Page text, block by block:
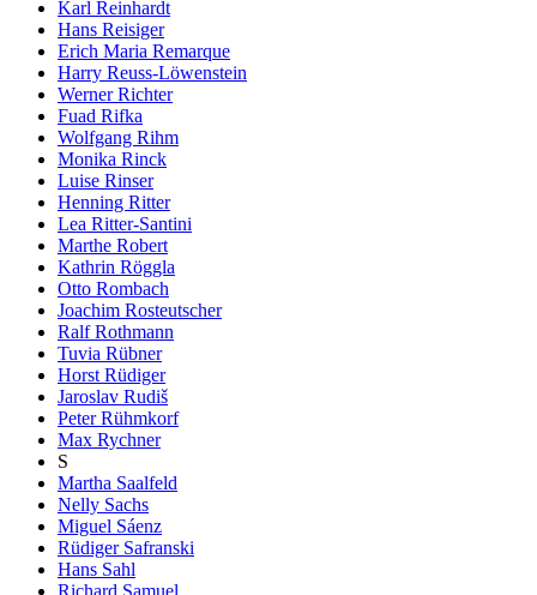
Karl Reinhardt
Hans Reisiger
Erich Maria Remarque
Harry Reuss-Löwenstein
Werner Richter
Fuad Rifka
Wolfgang Rihm
Monika Rinck
Luise Rinser
Henning Ritter
Lea Ritter-Santini
Marthe Robert
Kathrin Röggla
Otto Rombach
Joachim Rosteutscher
Ralf Rothmann
Tuvia Rübner
Horst Rüdiger
Jaroslav Rudiš
Peter Rühmkorf
Max Rychner
S
Martha Saalfeld
Nelly Sachs
Miguel Sáenz
Rüdiger Safranski
Hans Sahl
Richard Samuel